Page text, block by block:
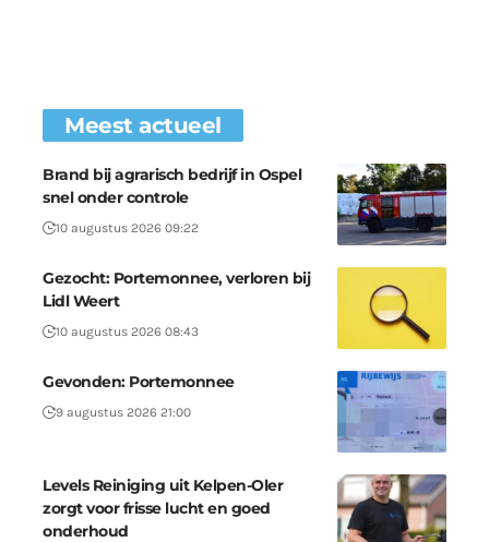
Meest actueel
Brand bij agrarisch bedrijf in Ospel
snel onder controle
10 augustus 2026 09:22
Gezocht: Portemonnee, verloren bij
Lidl Weert
10 augustus 2026 08:43
Gevonden: Portemonnee
9 augustus 2026 21:00
Levels Reiniging uit Kelpen-Oler
zorgt voor frisse lucht en goed
onderhoud